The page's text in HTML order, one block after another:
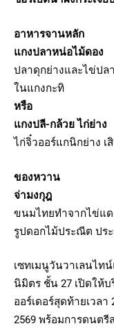
อาหารจานหลัก
แกงปลาหน่อไม้ดอง
ปลาดุกย่างและไข่ปล
ในแกงกะทิ
หรือ
แกงปลี-กล้วย ไก่ย่าง
ไก่จิ๋วออร์แกนิกย่าง
ของหวาน
จ่ามงกุฎ
ขนมไทยทำจากไข่แ
รูปดอกไม้ประณีต ปร
เซทเมนูวันวาเลนไท
นิมิตร ชั้น 27 เปิดให้บ
ออร์เดอร์สุดท้ายเวล
2569 พร้อมการดนตรี